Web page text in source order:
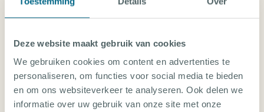
Deze website maakt gebruik van cookies
We gebruiken cookies om content en advertenties te
personaliseren, om functies voor social media te bieden
en om ons websiteverkeer te analyseren. Ook delen we
informatie over uw gebruik van onze site met onze
CEBU
COMBINATIEREIZEN FILIPIJNEN
CORON
LIVEABOARD ROUTES IN DE FILIPIJNEN